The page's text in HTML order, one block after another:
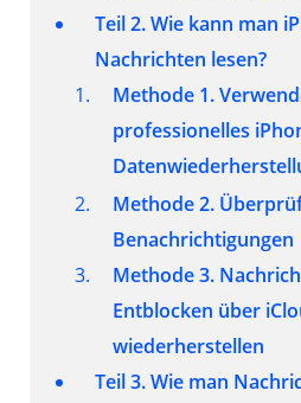
Teil 2. Wie kann man
Nachrichten lesen?
Methode 1.
professionelles
Methode 2.
Benachrichtigungen
Methode 3.
Entblocken über
wiederherstellen
Teil 3. Wie man